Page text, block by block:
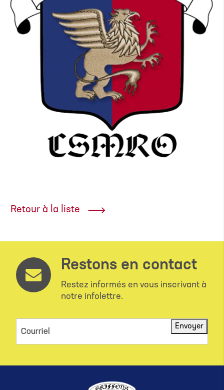
Retour à la liste
Restons en contact
Restez informés en vous inscrivant à
notre infolettre.
Courriel
Envoyer